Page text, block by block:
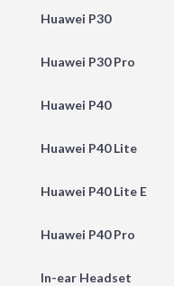
Huawei P30
Huawei P30 Pro
Huawei P40
Huawei P40 Lite
Huawei P40 Lite E
Huawei P40 Pro
In-ear Headset